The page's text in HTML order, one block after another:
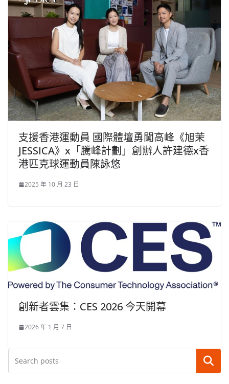
支援香港運動員 國際體壇勇闖高峰《旭茉
JESSICA》x「騰峰計劃」創辦人許建德x香
港匹克球運動員陳詠悠
2025 年 10 月 23 日
創新者雲集：CES 2026 今天開幕
2026 年 1 月 7 日
搜尋